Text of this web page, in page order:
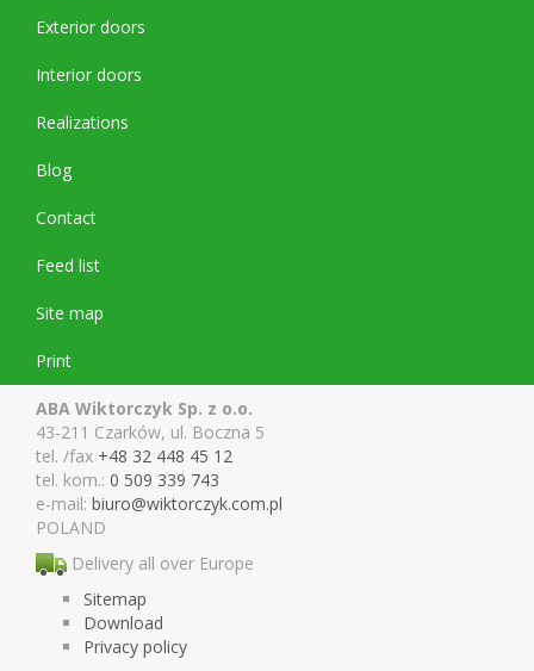
Exterior doors
Interior doors
Realizations
Blog
Contact
Feed list
Site map
Print
ABA Wiktorczyk Sp. z o.o.
43-211 Czarków, ul. Boczna 5
tel. /fax +48 32 448 45 12
tel. kom.: 0 509 339 743
e-mail: biuro@wiktorczyk.com.pl
POLAND
Delivery all over Europe
Sitemap
Download
Privacy policy